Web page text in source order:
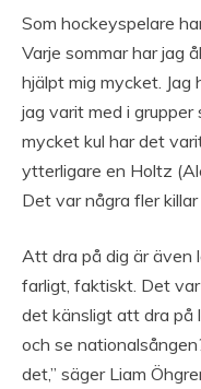
Som hockeyspelare
Varje sommar har jag
hjälpt mig mycket. Jag
jag varit med i grupper
mycket kul har det
ytterligare en Holtz
Det var några fler
Att dra på dig är även
farligt, faktiskt. Det
det känsligt att dra på
och se
det,” säger Liam